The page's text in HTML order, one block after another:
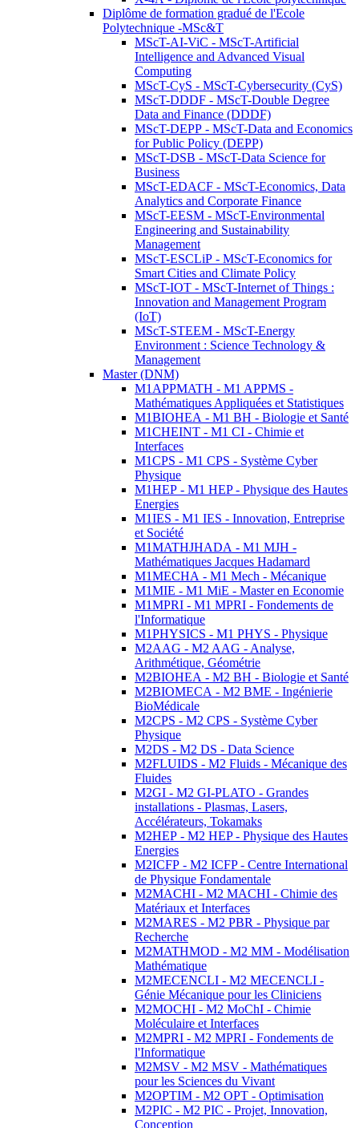
Diplôme de formation gradué de l'Ecole
Polytechnique -MSc&T
MScT-AI-ViC - MScT-Artificial
Intelligence and Advanced Visual
Computing
MScT-CyS - MScT-Cybersecurity (CyS)
MScT-DDDF - MScT-Double Degree
Data and Finance (DDDF)
MScT-DEPP - MScT-Data and Economics
for Public Policy (DEPP)
MScT-DSB - MScT-Data Science for
Business
MScT-EDACF - MScT-Economics, Data
Analytics and Corporate Finance
MScT-EESM - MScT-Environmental
Engineering and Sustainability
Management
MScT-ESCLiP - MScT-Economics for
Smart Cities and Climate Policy
MScT-IOT - MScT-Internet of Things :
Innovation and Management Program
(IoT)
MScT-STEEM - MScT-Energy
Environment : Science Technology &
Management
Master (DNM)
M1APPMATH - M1 APPMS -
Mathématiques Appliquées et Statistiques
M1BIOHEA - M1 BH - Biologie et Santé
M1CHEINT - M1 CI - Chimie et
Interfaces
M1CPS - M1 CPS - Système Cyber
Physique
M1HEP - M1 HEP - Physique des Hautes
Energies
M1IES - M1 IES - Innovation, Entreprise
et Société
M1MATHJHADA - M1 MJH -
Mathématiques Jacques Hadamard
M1MECHA - M1 Mech - Mécanique
M1MIE - M1 MiE - Master en Economie
M1MPRI - M1 MPRI - Fondements de
l'Informatique
M1PHYSICS - M1 PHYS - Physique
M2AAG - M2 AAG - Analyse,
Arithmétique, Géométrie
M2BIOHEA - M2 BH - Biologie et Santé
M2BIOMECA - M2 BME - Ingénierie
BioMédicale
M2CPS - M2 CPS - Système Cyber
Physique
M2DS - M2 DS - Data Science
M2FLUIDS - M2 Fluids - Mécanique des
Fluides
M2GI - M2 GI-PLATO - Grandes
installations - Plasmas, Lasers,
Accélérateurs, Tokamaks
M2HEP - M2 HEP - Physique des Hautes
Energies
M2ICFP - M2 ICFP - Centre International
de Physique Fondamentale
M2MACHI - M2 MACHI - Chimie des
Matériaux et Interfaces
M2MARES - M2 PBR - Physique par
Recherche
M2MATHMOD - M2 MM - Modélisation
Mathématique
M2MECENCLI - M2 MECENCLI -
Génie Mécanique pour les Cliniciens
M2MOCHI - M2 MoChI - Chimie
Moléculaire et Interfaces
M2MPRI - M2 MPRI - Fondements de
l'Informatique
M2MSV - M2 MSV - Mathématiques
pour les Sciences du Vivant
M2OPTIM - M2 OPT - Optimisation
M2PIC - M2 PIC - Projet, Innovation,
Conception